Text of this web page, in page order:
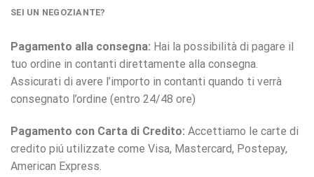
SEI UN NEGOZIANTE?
Pagamento alla consegna: Hai la possibilità di pagare il
tuo ordine in contanti direttamente alla consegna.
Assicurati di avere l’importo in contanti quando ti verrà
consegnato l’ordine (entro 24/48 ore)
Pagamento con Carta di Credito: Accettiamo le carte di
credito piú utilizzate come Visa, Mastercard, Postepay,
American Express.